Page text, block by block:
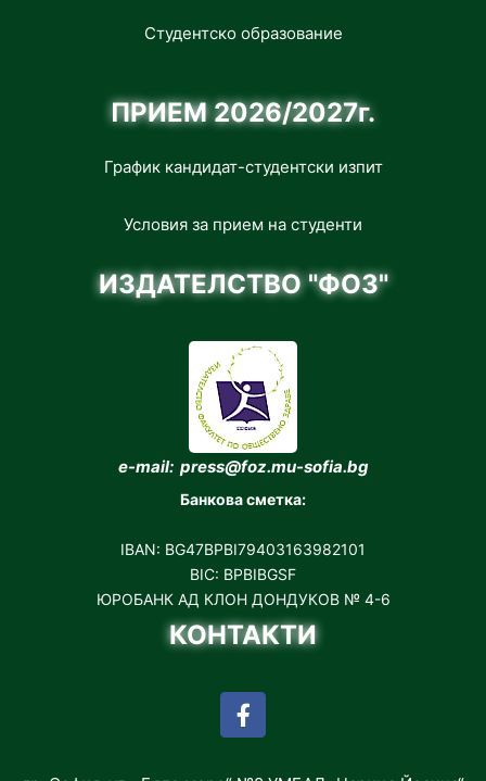
Студентско образование
ПРИЕМ 2026/2027г.
График кандидат-студентски изпит
Условия за прием на студенти
ИЗДАТЕЛСТВО "ФОЗ"
e-mail: press@foz.mu-sofia.bg
Банкова сметка:
IBAN: BG47BPBI79403163982101
BIC: BPBIBGSF
ЮРОБАНК АД КЛОН ДОНДУКОВ № 4-6
КОНТАКТИ